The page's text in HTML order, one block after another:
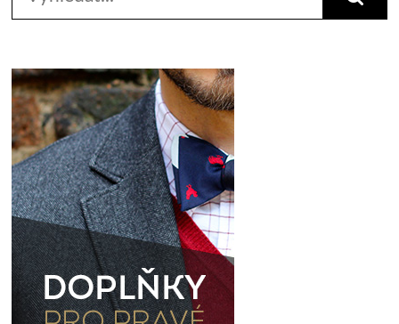
for: